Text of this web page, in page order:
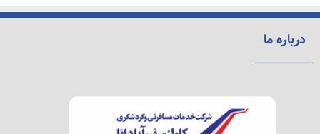
درباره ما